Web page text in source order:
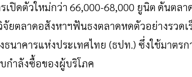
เปิดตัวใหม่กว่า66,000-68,000 ยูนิตดันตลา
ยตลาดอสังหาฯฟันธงตลาดหดตัวอย่างรวดเ
ธนาคารแห่งประเทศไทย (ธปท.) ซึ่งใช้มาตรก
กำลังซื้อของผู้บริโภค